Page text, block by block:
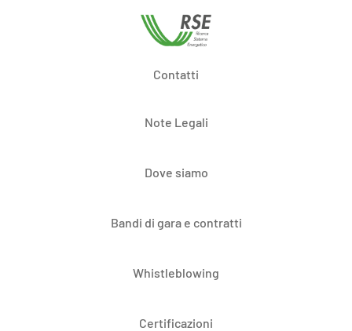
Contatti
Note Legali
Dove siamo
Bandi di gara e contratti
Whistleblowing
Certificazioni